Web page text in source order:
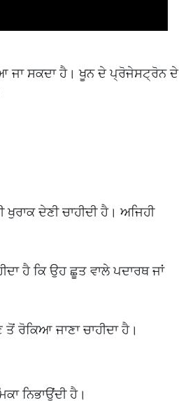
ਜਾ ਸਕਦਾ ਹੈ। ਖੂਨ ਦੇ ਪ੍ਰੋਜੇਸਟ੍ਰੋਨ ਦੇ
ਦੇਣੀ ਚਾਹੀਦੀ ਹੈ। ਅਜਿਹੀ
ਹੈ ਕਿ ਉਹ ਛੂਤ ਵਾਲੇ ਪਦਾਰਥ ਜਾਂ
ਰੋਕਿਆ ਜਾਣਾ ਚਾਹੀਦਾ ਹੈ।
ਨਿਭਾਉਂਦੀ ਹੈ।